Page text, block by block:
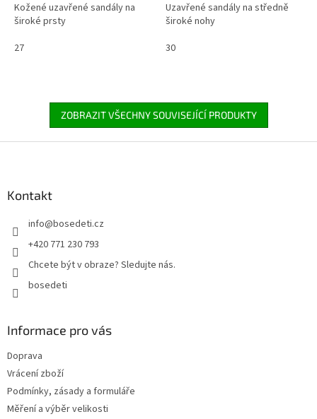
Kožené uzavřené sandály na
široké prsty
27
Uzavřené sandály na středně
široké nohy
30
ZOBRAZIT VŠECHNY SOUVISEJÍCÍ PRODUKTY
Kontakt
info@bosedeti.cz
+420 771 230 793
Chcete být v obraze? Sledujte nás.
bosedeti
Informace pro vás
Doprava
Vrácení zboží
Podmínky, zásady a formuláře
Měření a výběr velikosti